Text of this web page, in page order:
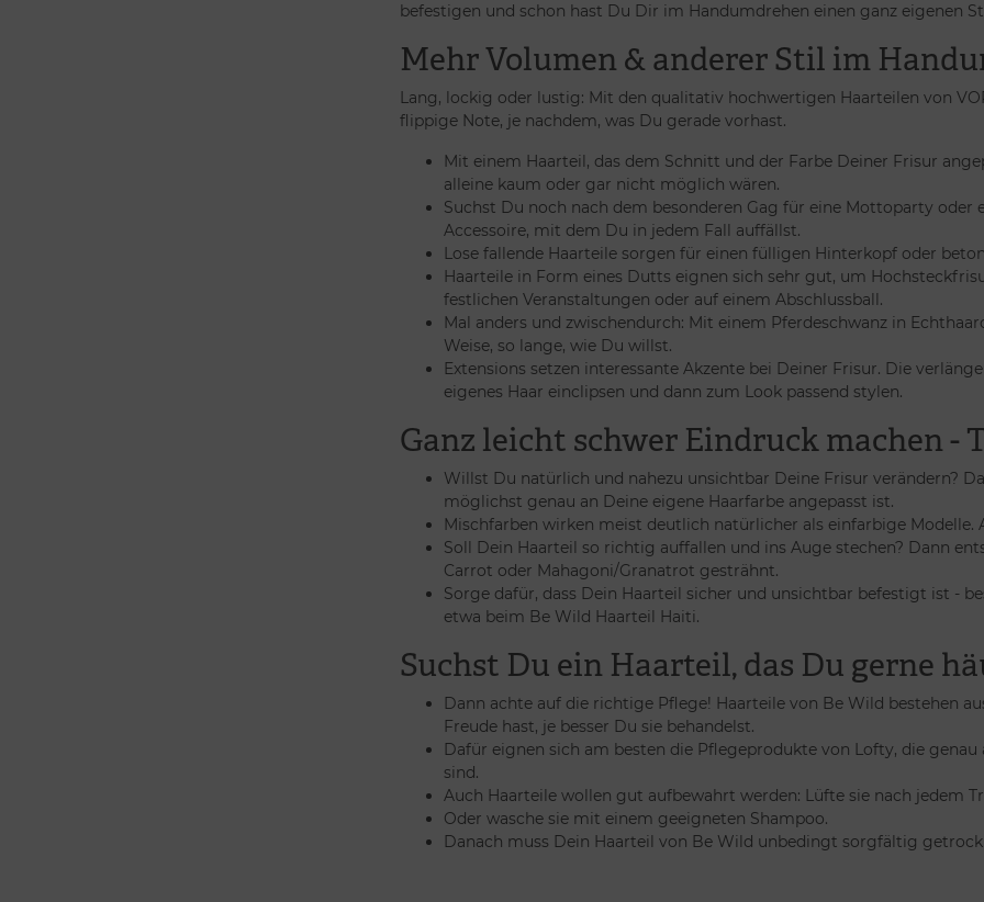
befestigen und schon hast Du Dir im Handumdrehen einen ganz eigenen
Mehr Volumen & anderer Stil im
Lang, lockig oder lustig: Mit den qualitativ hochwertigen Haarteilen von
flippige Note, je nachdem, was Du gerade vorhast.
Mit einem Haarteil, das dem Schnitt und der Farbe Deiner Frisur
alleine kaum oder gar nicht möglich wären.
Suchst Du noch nach dem besonderen Gag für eine Mottoparty oder
Accessoire, mit dem Du in jedem Fall auffällst.
Lose fallende Haarteile sorgen für einen fülligen Hinterkopf oder
Haarteile in Form eines Dutts eignen sich sehr gut, um
festlichen Veranstaltungen oder auf einem Abschlussball.
Mal anders und zwischendurch: Mit einem Pferdeschwanz in
Weise, so lange, wie Du willst.
Extensions setzen interessante Akzente bei Deiner Frisur. Die
eigenes Haar einclipsen und dann zum Look passend stylen.
Ganz leicht schwer Eindruck machen -
Willst Du natürlich und nahezu unsichtbar Deine Frisur verändern?
möglichst genau an Deine eigene Haarfarbe angepasst ist.
Mischfarben wirken meist deutlich natürlicher als einfarbige
Soll Dein Haarteil so richtig auffallen und ins Auge stechen? Dann
Carrot oder Mahagoni/Granatrot gesträhnt.
Sorge dafür, dass Dein Haarteil sicher und unsichtbar befestigt ist -
etwa beim Be Wild Haarteil Haiti.
Suchst Du ein Haarteil, das Du gerne
Dann achte auf die richtige Pflege! Haarteile von Be Wild bestehen
Freude hast, je besser Du sie behandelst.
Dafür eignen sich am besten die Pflegeprodukte von Lofty, die
sind.
Auch Haarteile wollen gut aufbewahrt werden: Lüfte sie nach jedem
Oder wasche sie mit einem geeigneten Shampoo.
Danach muss Dein Haarteil von Be Wild unbedingt sorgfältig